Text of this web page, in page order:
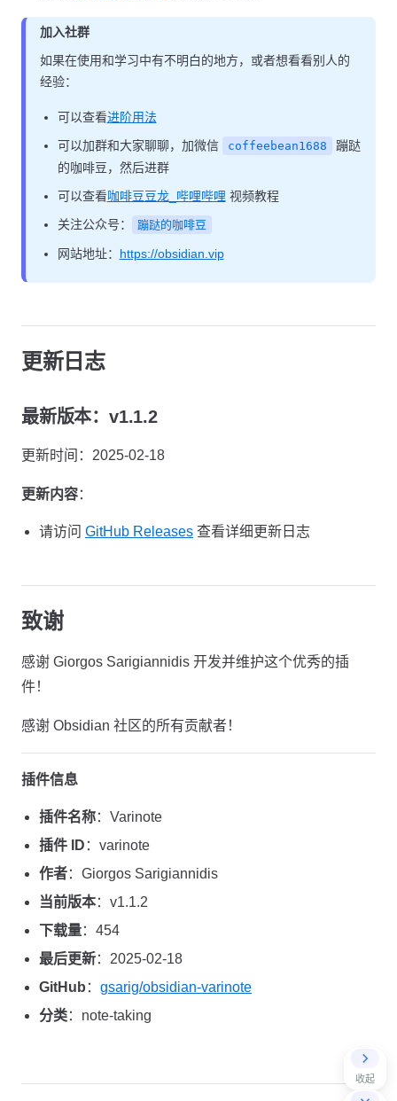
收起
加入社群
如果在使用和学习中有不明白的地方，或者想看看别人的
经验：
可以查看进阶用法
可以加群和大家聊聊，加微信
coffeebean1688
蹦跶
的咖啡豆，然后进群
可以查看咖啡豆豆龙_哔哩哔哩 视频教程
关注公众号：
蹦跶的咖啡豆
网站地址： https://obsidian.vip
更新日志
最新版本：v1.1.2
更新时间：2025-02-18
更新内容：
请访问 GitHub Releases 查看详细更新日志
致谢
感谢 Giorgos Sarigiannidis 开发并维护这个优秀的插
件！
感谢 Obsidian 社区的所有贡献者！
插件信息
插件名称：Varinote
插件 ID ：varinote
作者：Giorgos Sarigiannidis
当前版本：v1.1.2
下载量：454
最后更新：2025-02-18
GitHub ： gsarig/obsidian-varinote
分类：note-taking